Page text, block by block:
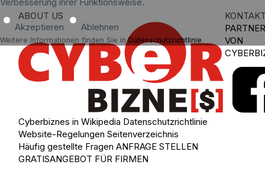
Akzeptieren Ablehnen
Weitere Informationen finden Sie inDatenschutzrichtlinie.
ABOUT US
Cyberbiznes in Wikipedia Datenschutzrichtlinie
Website-Regelungen Seitenverzeichnis
Häufig gestellte Fragen ANFRAGE STELLEN
GRATISANGEBOT FÜR FIRMEN
VON